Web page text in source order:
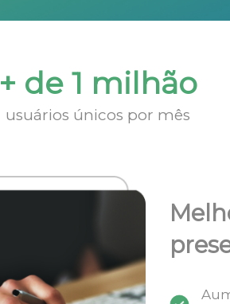
+ de 1 milhão
usuários únicos por mês